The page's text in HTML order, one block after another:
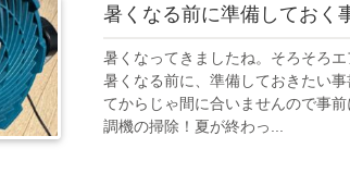
暑くなる前に準備しておく
暑くなってきましたね。そろそろ
暑くなる前に、準備しておきたい
てからじゃ間に合いませんので事
調機の掃除！夏が終わっ...